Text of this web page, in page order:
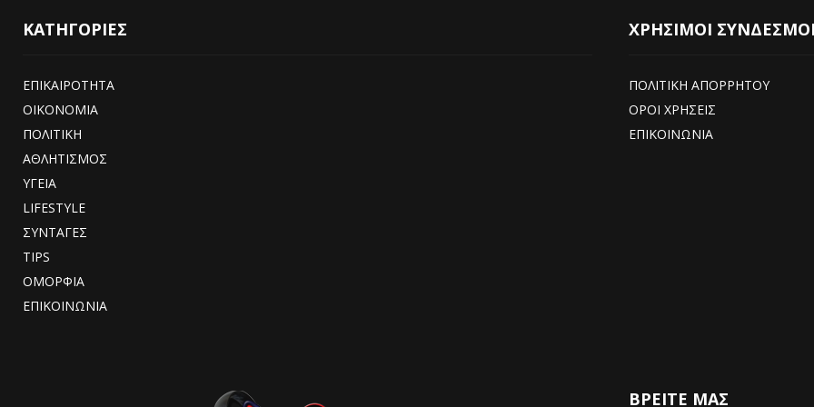
ΚΑΤΗΓΟΡΙΕΣ
ΕΠΙΚΑΙΡΟΤΗΤΑ
ΟΙΚΟΝΟΜΙΑ
ΠΟΛΙΤΙΚΗ
ΑΘΛΗΤΙΣΜΟΣ
ΥΓΕΙΑ
LIFESTYLE
ΣΥΝΤΑΓΕΣ
TIPS
ΟΜΟΡΦΙΑ
ΕΠΙΚΟΙΝΩΝΙΑ
ΧΡΗΣΙΜΟΙ
ΠΟΛΙΤΙΚΗ ΑΠΟΡΡΗΤΟΥ
ΟΡΟΙ ΧΡΗΣΕΙΣ
ΕΠΙΚΟΙΝΩΝΙΑ
ΒΡΕΊΤΕ ΜΑΣ